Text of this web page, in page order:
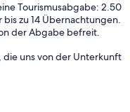
Tourismusabgabe: 2.50
zu 14 Übernachtungen.
der Abgabe befreit.
die uns von der Unterkunft